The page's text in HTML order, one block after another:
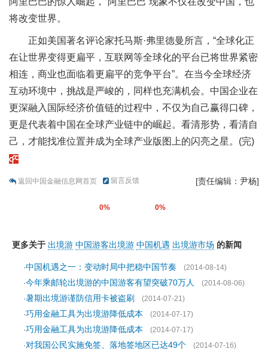
将改变世界。
正如美国著名评论家托马斯·弗里德曼所言，“全球化正
在让世界变得更扁平，互联网等全球化的平台已将世界紧密
相连，商业也面临着更扁平的竞争平台”。在当今全球经济
互动环境中，挑战是严峻的，同样也充满机会。中国企业在
更深融入国际经济价值链的过程中，不仅为自己赢得口碑，
更是代表着中国在全球产业链中的崛起。看清形势，看清自
己，才能找准位置并成为全球产业版图上的闪亮之星。(完)
返回中国金融信息网首页 留言反馈 [责任编辑：尹杨]
0% 0%
更多关于 出境游 中国游客出境游 中国机遇 出境游市场 的新闻
·中国机遇之一：变动时局中把稳中国节奏
(2014-08-14)
·今年乘邮轮出境游的中国游客有望突破70万人
(2014-08-06)
·暑期出境游谨防信用卡被盗刷
(2014-07-21)
·巧用金融工具为出境游降低成本
(2014-07-17)
·巧用金融工具为出境游降低成本
(2014-07-17)
·对我国公民实施免签、落地签地区已达49个 (2014-07-16)